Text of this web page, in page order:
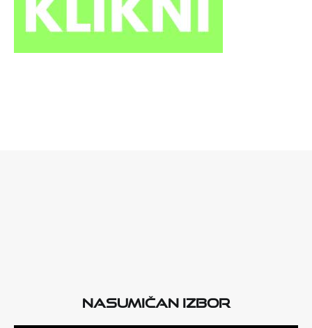
Nasumičan izbor